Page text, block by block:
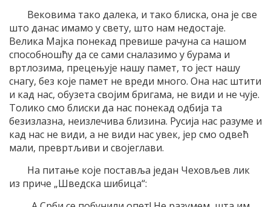
Вековима тако далека, и тако блиска, она је све
што данас имамо у свету, што нам недостаје.
Велика Мајка понекад превише рачуна са нашом
способношћу да се сами сналазимо у бурама и
вртлозима, прецењује нашу памет, то јест нашу
снагу, без које памет не вреди много. Она нас штити
и кад нас, обузета својим бригама, не види и не чује.
Толико смо блиски да нас понекад одбија та
безизлазна, неизлечива близина. Русија нас разуме и
кад нас не види, а не види нас увек, јер смо одвећ
мали, превртљиви и својеглави.
На питање које поставља један Чеховљев лик
из приче „Шведска шибица“: